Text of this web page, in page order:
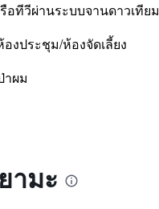
อทีวีผ่านระบบจานดาวเทียม
งประชุม/ห้องจัดเลี้ยง
าผม
ามะ